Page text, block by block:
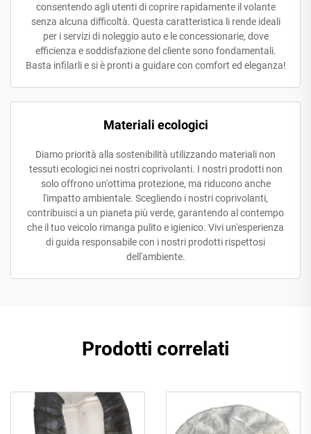
consentendo agli utenti di coprire rapidamente il volante
senza alcuna difficoltà. Questa caratteristica li rende ideali
per i servizi di noleggio auto e le concessionarie, dove
efficienza e soddisfazione del cliente sono fondamentali.
Basta infilarli e si è pronti a guidare con comfort ed eleganza!
Materiali ecologici
Diamo priorità alla sostenibilità utilizzando materiali non
tessuti ecologici nei nostri coprivolanti. I nostri prodotti non
solo offrono un'ottima protezione, ma riducono anche
l'impatto ambientale. Scegliendo i nostri coprivolanti,
contribuisci a un pianeta più verde, garantendo al contempo
che il tuo veicolo rimanga pulito e igienico. Vivi un'esperienza
di guida responsabile con i nostri prodotti rispettosi
dell'ambiente.
Prodotti correlati